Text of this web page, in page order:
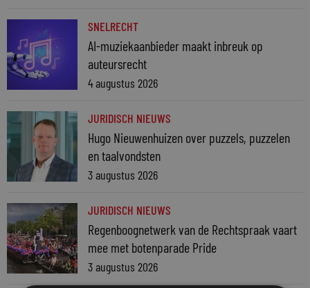
SNELRECHT
AI-muziekaanbieder maakt inbreuk op
auteursrecht
4 augustus 2026
JURIDISCH NIEUWS
Hugo Nieuwenhuizen over puzzels, puzzelen
en taalvondsten
3 augustus 2026
JURIDISCH NIEUWS
Regenboognetwerk van de Rechtspraak vaart
mee met botenparade Pride
3 augustus 2026